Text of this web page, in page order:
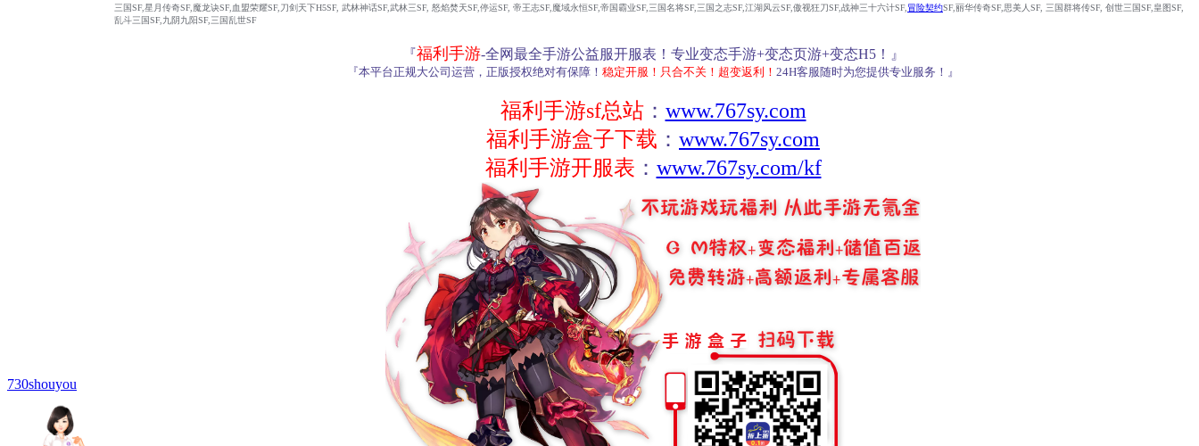
730shouyou
三国SF,星月传奇SF,魔龙诀SF,血盟荣耀SF,刀剑天下H5SF, 武林神话SF,武林三SF, 怒焰焚天SF,停运SF, 帝王志SF,魔域永恒SF,帝国霸业SF,三国名将SF,三国之志SF,江湖风云SF,傲视狂刀SF,战神三十六计SF, 冒险契约SF,丽华传奇SF,思美人SF, 三国群将传SF, 创世三国SF,皇图SF,
乱斗三国SF,九阴九阳SF,三国乱世SF
『福利手游-全网最全手游公益服开服表！专业变态手游+变态页游+变态H5！』
『本平台正规大公司运营，正版授权绝对有保障！ 稳定开服！只合不关！超变返利！ 24H客服随时为您提供专业服务！』
福利手游sf总站： www.767sy.com
福利手游盒子下载 ： www.767sy.com
福利手游开服表 ： www.767sy.com/kf